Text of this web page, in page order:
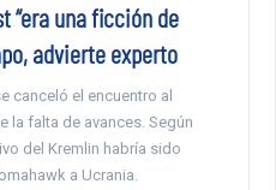
“era una ficción de
advierte experto
canceló el encuentro al
la falta de avances. Según
del Kremlin habría sido
a Ucrania.